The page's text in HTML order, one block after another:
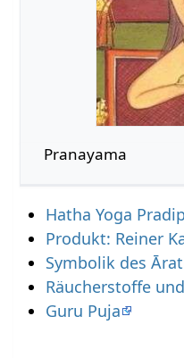
Pranayama
Hatha Yoga
Produkt: Reiner
Symbolik des
Räucherstoffe
Guru Puja